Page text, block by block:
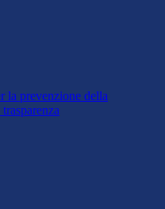
la prevenzione della